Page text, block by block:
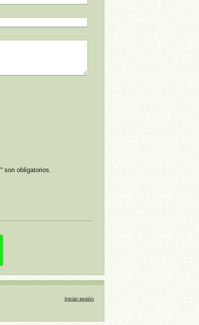
*son obligatorios.
Iniciar sesión